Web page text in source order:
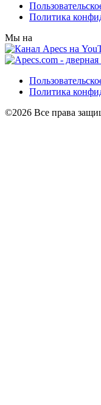
Политика
Мы на
Политика
©2026 Все права